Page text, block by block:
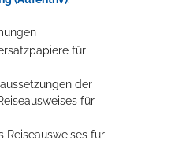
für
der
für
Reiseausweises für